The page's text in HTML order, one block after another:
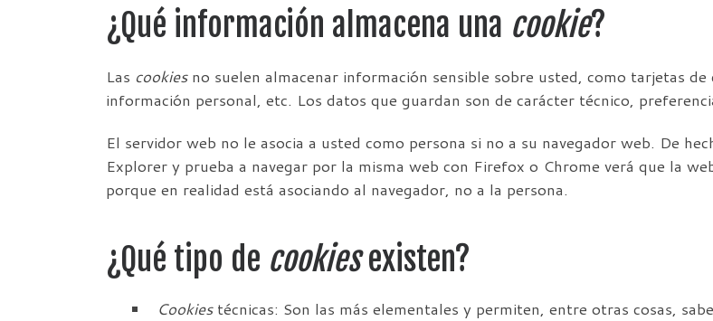
¿Qué información almacena una cookie?
Las cookiesno suelen almacenar información sensible sobre usted, como tarjetas
información personal, etc. Los datos que guardan son de carácter técnico,
El servidor web no le asocia a usted como persona si no a su navegador web. De
Explorer y prueba a navegar por la misma web con Firefox o Chrome verá que la
porque en realidad está asociando al navegador, no a la persona.
¿Qué tipo de cookiesexisten?
Cookiestécnicas: Son las más elementales y permiten, entre otras cosas,